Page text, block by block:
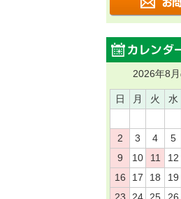
2026年8
日 月 火 水
2
3 4 5
9
10 11 12
16
17 18 19
23
24 25 26